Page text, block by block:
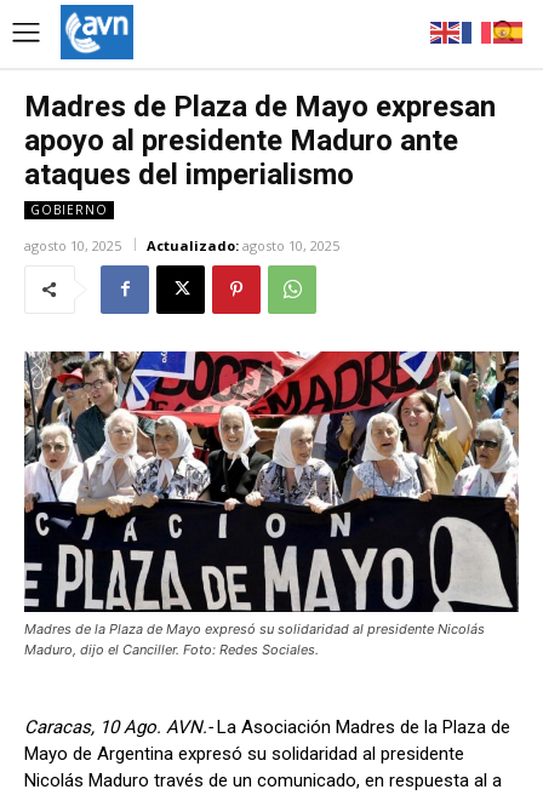
Madres de Plaza de Mayo expresan
apoyo al presidente Maduro ante
ataques del imperialismo
GOBIERNO
agosto 10, 2025 Actualizado: agosto 10, 2025
Madres de la Plaza de Mayo expresó su solidaridad al presidente Nicolás
Maduro, dijo el Canciller. Foto: Redes Sociales.
Caracas, 10 Ago. AVN.- La Asociación Madres de la Plaza de
Mayo de Argentina expresó su solidaridad al presidente
Nicolás Maduro través de un comunicado, en respuesta al a